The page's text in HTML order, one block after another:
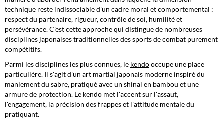
technique reste indissociable d'un cadre moral et comportemental :
respect du partenaire, rigueur, contrôle de soi, humilité et
persévérance. C'est cette approche qui distingue de nombreuses
disciplines japonaises traditionnelles des sports de combat purement
compétitifs.
Parmi les disciplines les plus connues, le kendooccupe une place
particulière. Il s'agit d'un art martial japonais moderne inspiré du
maniement du sabre, pratiqué avec un shinai en bambou et une
armure de protection. Le kendo met l'accent sur l'assaut,
l'engagement, la précision des frappes et l'attitude mentale du
pratiquant.